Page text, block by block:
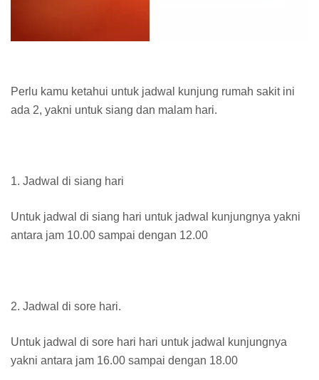
Perlu kamu ketahui untuk jadwal kunjung rumah sakit ini
ada 2, yakni untuk siang dan malam hari.
1. Jadwal di siang hari
Untuk jadwal di siang hari untuk jadwal kunjungnya yakni
antara jam 10.00 sampai dengan 12.00
2. Jadwal di sore hari.
Untuk jadwal di sore hari hari untuk jadwal kunjungnya
yakni antara jam 16.00 sampai dengan 18.00